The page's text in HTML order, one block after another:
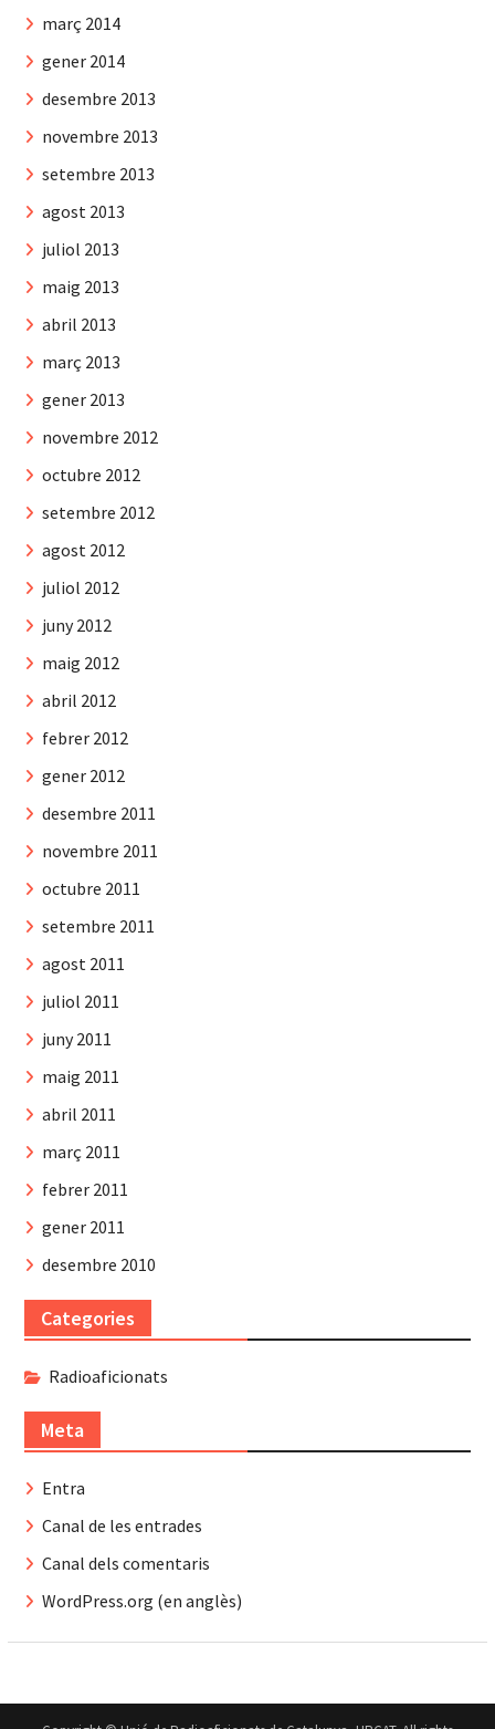
març 2014
gener 2014
desembre 2013
novembre 2013
setembre 2013
agost 2013
juliol 2013
maig 2013
abril 2013
març 2013
gener 2013
novembre 2012
octubre 2012
setembre 2012
agost 2012
juliol 2012
juny 2012
maig 2012
abril 2012
febrer 2012
gener 2012
desembre 2011
novembre 2011
octubre 2011
setembre 2011
agost 2011
juliol 2011
juny 2011
maig 2011
abril 2011
març 2011
febrer 2011
gener 2011
desembre 2010
Categories
Radioaficionats
Meta
Entra
Canal de les entrades
Canal dels comentaris
WordPress.org (en anglès)